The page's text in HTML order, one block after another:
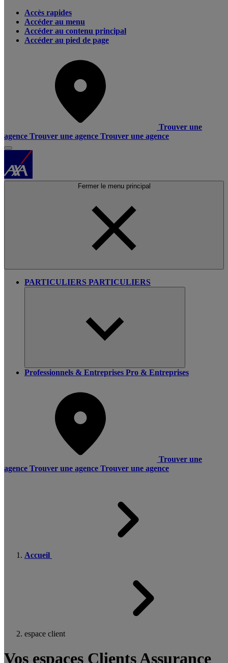
Accès rapides
Accéder au menu
Accéder au contenu principal
Accéder au pied de page
Trouver une
agence Trouver une agence Trouver une agence
Fermer le menu principal
PARTICULIERS PARTICULIERS
Professionnels & Entreprises Pro & Entreprises
Trouver une
agence Trouver une agence Trouver une agence
Accueil
espace client
Vos espaces Clients Assurance